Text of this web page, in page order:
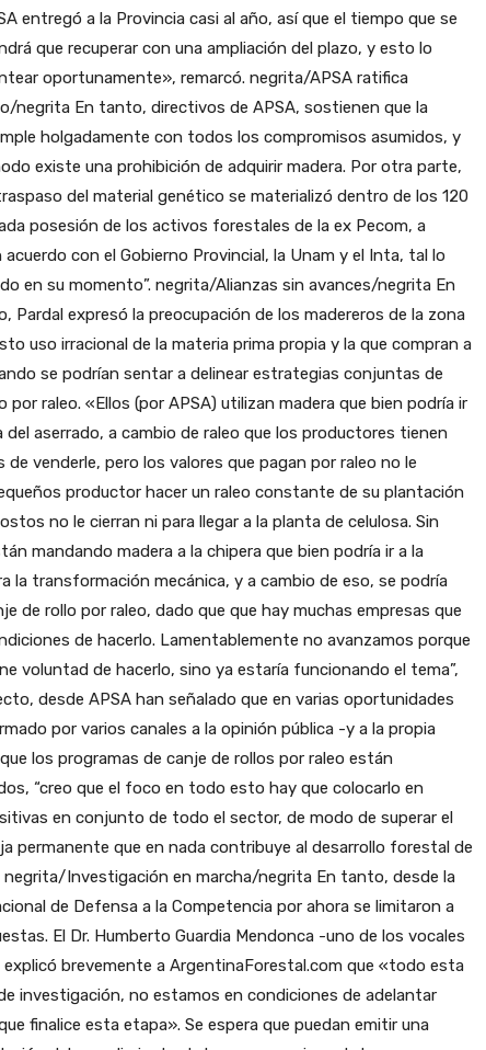
entregó a la Provincia casi al año, así que el tiempo que se
que recuperar con una ampliación del plazo, y esto lo
oportunamente», remarcó. negrita/APSA ratifica
negrita En tanto, directivos de APSA, sostienen que la
holgadamente con todos los compromisos asumidos, y
existe una prohibición de adquirir madera. Por otra parte,
del material genético se materializó dentro de los 120
posesión de los activos forestales de la ex Pecom, a
acuerdo con el Gobierno Provincial, la Unam y el Inta, tal lo
en su momento”. negrita/Alianzas sin avances/negrita En
Pardal expresó la preocupación de los madereros de la zona
uso irracional de la materia prima propia y la que compran a
se podrían sentar a delinear estrategias conjuntas de
por raleo. «Ellos (por APSA) utilizan madera que bien podría ir
del aserrado, a cambio de raleo que los productores tienen
de venderle, pero los valores que pagan por raleo no le
productor hacer un raleo constante de su plantación
no le cierran ni para llegar a la planta de celulosa. Sin
mandando madera a la chipera que bien podría ir a la
la transformación mecánica, y a cambio de eso, se podría
de rollo por raleo, dado que que hay muchas empresas que
de hacerlo. Lamentablemente no avanzamos porque
voluntad de hacerlo, sino ya estaría funcionando el tema”,
desde APSA han señalado que en varias oportunidades
por varios canales a la opinión pública -y a la propia
los programas de canje de rollos por raleo están
“creo que el foco en todo esto hay que colocarlo en
en conjunto de todo el sector, de modo de superar el
permanente que en nada contribuye al desarrollo forestal de
negrita/Investigación en marcha/negrita En tanto, desde la
de Defensa a la Competencia por ahora se limitaron a
El Dr. Humberto Guardia Mendonca -uno de los vocales
explicó brevemente a ArgentinaForestal.com que «todo esta
investigación, no estamos en condiciones de adelantar
finalice esta etapa». Se espera que puedan emitir una